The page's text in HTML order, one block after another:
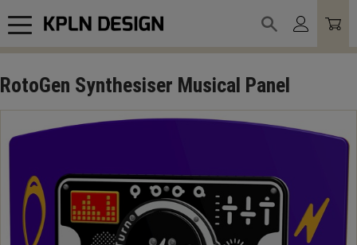
Meny
RotoGen Synthesiser Musical Panel